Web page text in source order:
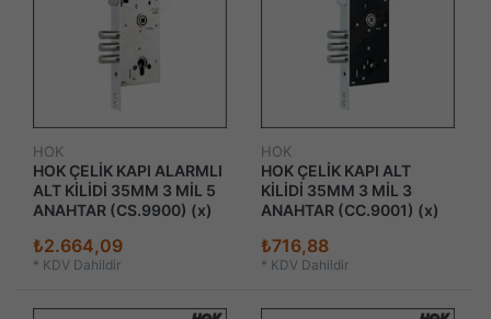
HOK
HOK ÇELİK KAPI ALARMLI
ALT KİLİDİ 35MM 3 MİL 5
ANAHTAR (CS.9900) (x)
₺2.664,09
* KDV Dahildir
HOK
HOK ÇELİK KAPI ALT
KİLİDİ 35MM 3 MİL 3
ANAHTAR (CC.9001) (x)
₺716,88
* KDV Dahildir